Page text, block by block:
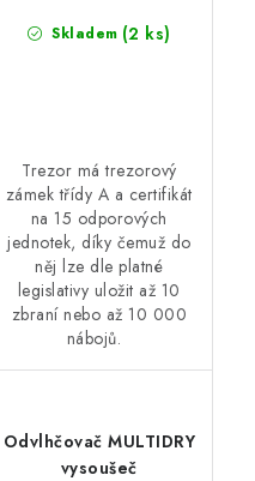
Skladem (2 ks)
Trezor má trezorový
zámek třídy A a certifikát
na 15 odporových
jednotek, díky čemuž do
něj lze dle platné
legislativy uložit až 10
zbraní nebo až 10 000
nábojů.
Odvlhčovač MULTIDRY
vysoušeč